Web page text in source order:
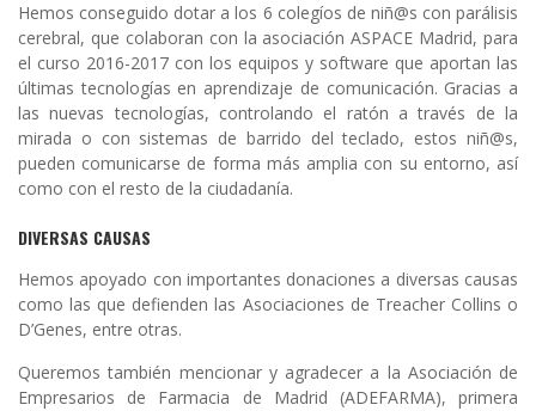
Hemos conseguido dotar a los 6 colegíos de niñ@s con parálisis
cerebral, que colaboran con la asociación ASPACE Madrid, para
el curso 2016-2017 con los equipos y software que aportan las
últimas tecnologías en aprendizaje de comunicación. Gracias a
las nuevas tecnologías, controlando el ratón a través de la
mirada o con sistemas de barrido del teclado, estos niñ@s,
pueden comunicarse de forma más amplia con su entorno, así
como con el resto de la ciudadanía.
DIVERSAS CAUSAS
Hemos apoyado con importantes donaciones a diversas causas
como las que defienden las Asociaciones de Treacher Collins o
D’Genes, entre otras.
Queremos también mencionar y agradecer a la Asociación de
Empresarios de Farmacia de Madrid (ADEFARMA), primera